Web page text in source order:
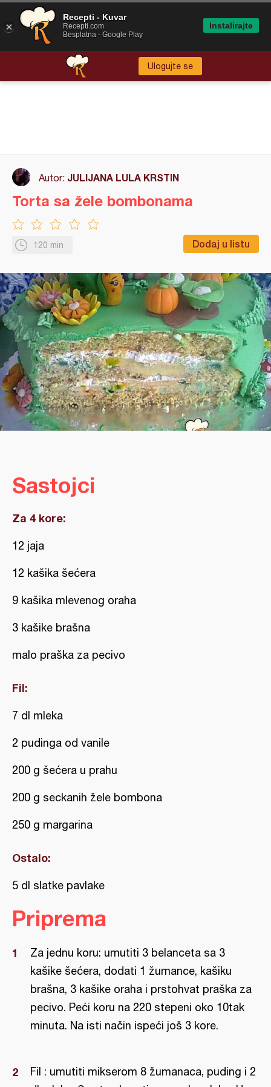
Ulogujte se
Autor: JULIJANA LULA KRSTIN
120 min Dodaj u listu
Torta sa žele bombonama
Sastojci
Za 4 kore:
12 jaja
12 kašika šećera
9 kašika mlevenog oraha
3 kašike brašna
malo praška za pecivo
Fil:
7 dl mleka
2 pudinga od vanile
200 g šećera u prahu
200 g seckanih žele bombona
250 g margarina
Ostalo:
5 dl slatke pavlake
Priprema
Za jednu koru: umutiti 3 belanceta sa 3
kašike šećera, dodati 1 žumance, kašiku
brašna, 3 kašike oraha i prstohvat praška za
pecivo. Peći koru na 220 stepeni oko 10tak
minuta. Na isti način ispeći još 3 kore.
Fil : umutiti mikserom 8 žumanaca, puding i 2
Recepti - Kuvar
Recepti.com
Besplatna - Google Play
Instalirajte